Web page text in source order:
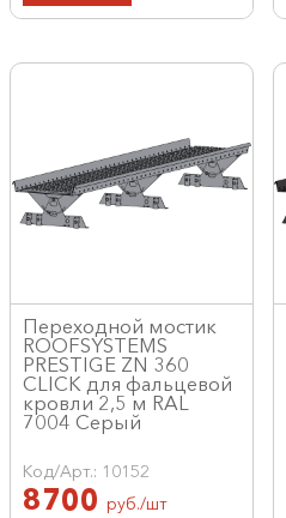
Переходной мостик
ROOFSYSTEMS
PRESTIGE ZN 360
CLICK для фальцевой
кровли 2,5 м RAL
7004 Серый
Код/Арт.: 10152
8700 руб./шт